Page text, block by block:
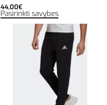
44,00€
Pasirinkti savybes